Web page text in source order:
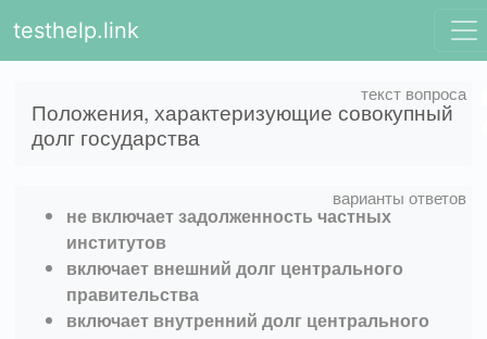
testhelp.link
Положения, характеризующие совокупный
долг государства
не включает задолженность частных
институтов
включает внешний долг центрального
правительства
включает внутренний долг центрального